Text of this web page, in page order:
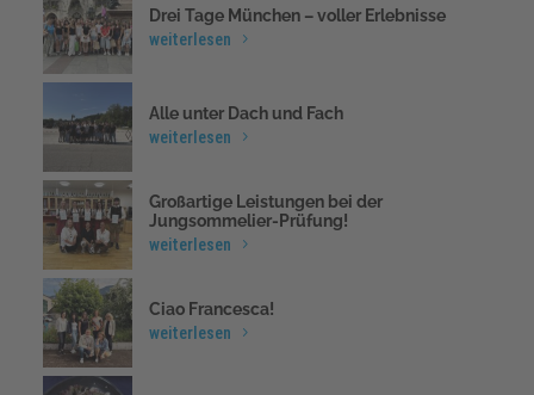
Drei Tage München – voller Erlebnisse
weiterlesen
Alle unter Dach und Fach
weiterlesen
Großartige Leistungen bei der
Jungsommelier-Prüfung!
weiterlesen
Ciao Francesca!
weiterlesen